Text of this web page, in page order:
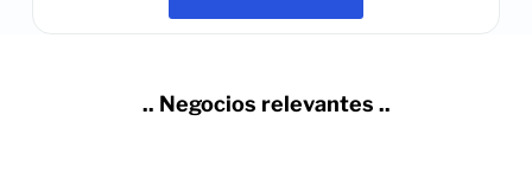
.. Negocios relevantes ..